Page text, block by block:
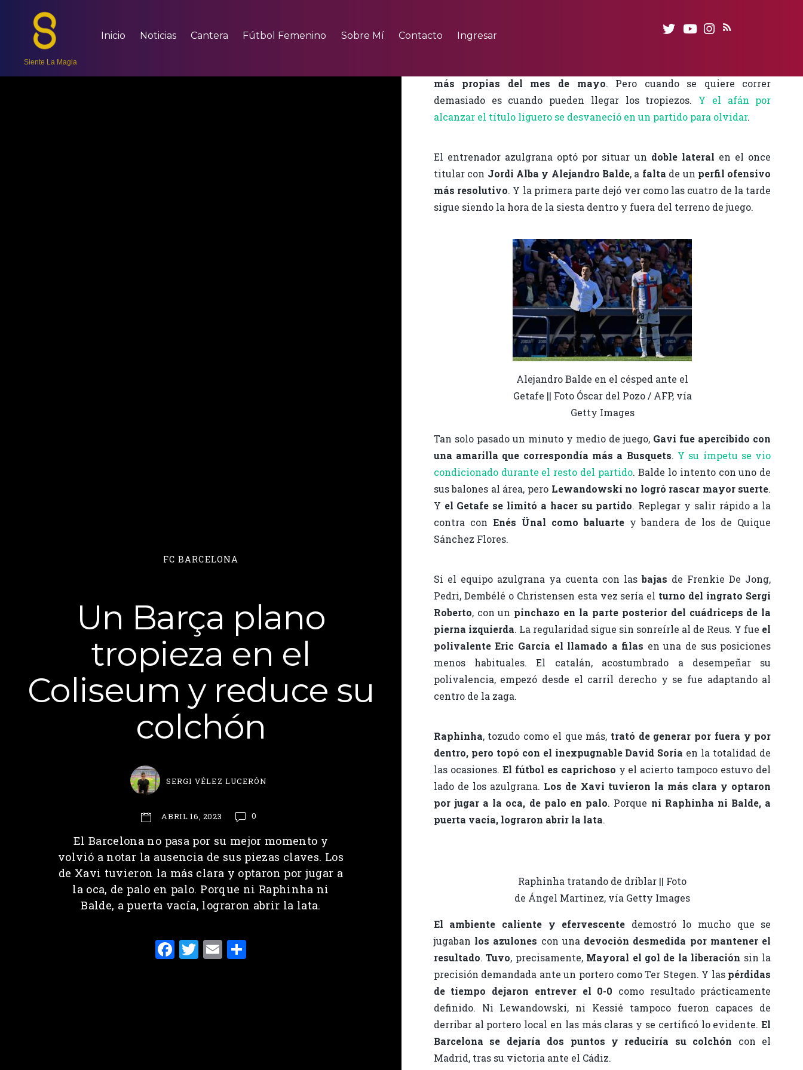
Siente La Magia
Inicio Noticias Cantera Fútbol Femenino Sobre Mí Contacto Ingresar
FC BARCELONA
Un Barça plano
tropieza en el
Coliseum y reduce su
colchón
SERGI VÉLEZ LUCERÓN
ABRIL 16, 2023 0
El Barcelona no pasa por su mejor momento y
volvió a notar la ausencia de sus piezas claves. Los
de Xavi tuvieron la más clara y optaron por jugar a
la oca, de palo en palo. Porque ni Raphinha ni
Balde, a puerta vacía, lograron abrir la lata.
F T E
El Barcelona no pasa por su mejor momentoy volvió a notar la
más propias del mes de mayo. Pero cuando se quiere correr
demasiado es cuando pueden llegar los tropiezos. Y el afán por
alcanzar el título liguero se desvaneció en un partido para olvidar.
El entrenador azulgrana optó por situar un doble lateral en el once
titular con Jordi Alba y Alejandro Balde, a falta de un perfil ofensivo
más resolutivo. Y la primera parte dejó ver como las cuatro de la tarde
sigue siendo la hora de la siesta dentro y fuera del terreno de juego.
Alejandro Balde en el césped ante el
Getafe || Foto Óscar del Pozo / AFP, vía
Getty Images
Tan solo pasado un minuto y medio de juego, Gavi fue apercibido con
una amarilla que correspondía más a Busquets. Y su ímpetu se vio
condicionado durante el resto del partido. Balde lo intento con uno de
sus balones al área, pero Lewandowski no logró rascar mayor suerte.
Y el Getafe se limitó a hacer su partido. Replegar y salir rápido a la
contra con Enés Ünal como baluartey bandera de los de Quique
Sánchez Flores.
Si el equipo azulgrana ya cuenta con lasbajas de Frenkie De Jong,
Pedri, Dembélé o Christensen esta vez sería el turno del ingrato Sergi
Roberto, con un pinchazo en la parte posterior del cuádriceps de la
pierna izquierda. La regularidad sigue sin sonreírle al de Reus. Y fue el
polivalente Eric García el llamado a filas en una de sus posiciones
menos habituales. El catalán, acostumbrado a desempeñar su
polivalencia, empezó desde el carril derecho y se fue adaptando al
centro de la zaga.
Raphinha, tozudo como el que más, trató de generar por fuera y por
dentro, pero topó con el inexpugnable David Soria en la totalidad de
las ocasiones. El fútbol es caprichoso y el acierto tampoco estuvo del
lado de los azulgrana. Los de Xavi tuvieron la más clara y optaron
por jugar a la oca, de palo en palo. Porque ni Raphinha ni Balde, a
puerta vacía, lograron abrir la lata.
Raphinha tratando de driblar || Foto
de Ángel Martinez, vía Getty Images
El ambiente caliente y efervescente demostró lo mucho que se
jugaban los azulones con una devoción desmedida por mantener el
resultado.Tuvo, precisamente, Mayoral el gol de la liberación sin la
precisión demandada ante un portero como Ter Stegen. Y las pérdidas
de tiempo dejaron entrever el 0-0 como resultado prácticamente
definido. Ni Lewandowski, ni Kessié tampoco fueron capaces de
derribar al portero local en las más claras y se certificó lo evidente.El
Barcelona se dejaría dos puntos y reduciría su colchón con el
Madrid, tras su victoria ante el Cádiz.